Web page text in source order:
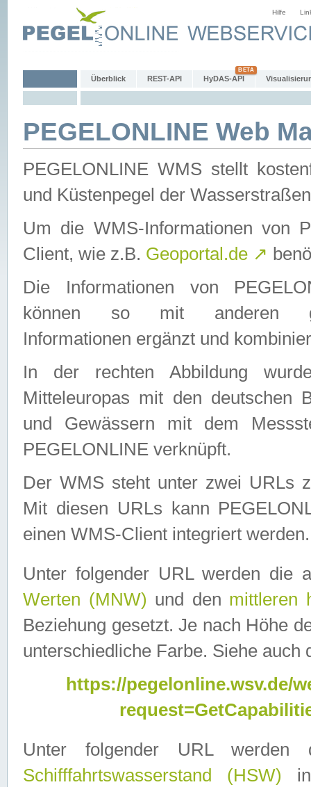
Hilfe
Überblick REST-API HyDAS-API
PEGELONLINE Web
PEGELONLINE WMS stellt
und Küstenpegel der
Um die WMS-Informationen von
Client, wie z.B. Geoportal.de ↗
Die Informationen von
können so mit anderen
Informationen ergänzt und
In der rechten Abbildung
Mitteleuropas mit den deutschen
und Gewässern mit dem
PEGELONLINE verknüpft.
Der WMS steht unter zwei URLs
Mit diesen URLs kann
einen WMS-Client integriert werden.
Unter folgender URL werden die
Werten (MNW) und den mittleren
Beziehung gesetzt. Je nach Höhe
unterschiedliche Farbe. Siehe auch
https://pegelonline.wsv.de/
Unter folgender URL
Schifffahrtswasserstand (HSW)